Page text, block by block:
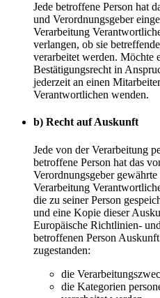
Jede betroffene Person hat
und Verordnungsgeber
Verarbeitung
verlangen, ob sie
verarbeitet werden. Möchte
Bestätigungsrecht in
jederzeit an einen
Verantwortlichen wenden.
b) Recht auf Auskunft
Jede von der Verarbeitung
betroffene Person hat das
Verordnungsgeber
Verarbeitung
die zu seiner Person
und eine Kopie dieser
Europäische Richtlinien-
betroffenen Person
zugestanden:
die
die Kategorien